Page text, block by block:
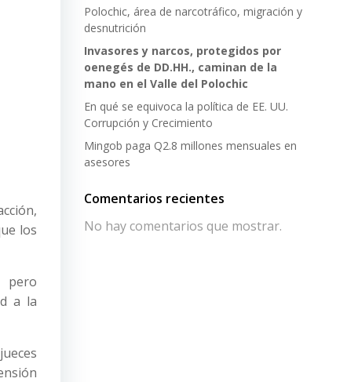
los
pero
a la
Polochic, área de narcotráfico, migración y
desnutrición
Invasores y narcos, protegidos por
oenegés de DD.HH., caminan de la
mano en el Valle del Polochic
En qué se equivoca la política de EE. UU.
Corrupción y Crecimiento
Mingob paga Q2.8 millones mensuales en
asesores
Comentarios recientes
No hay comentarios que mostrar.